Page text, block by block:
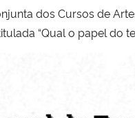
dos Cursos de
“Qual o papel do